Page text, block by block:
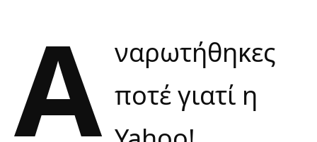
Α ναρωτήθηκες
ποτέ γιατί η